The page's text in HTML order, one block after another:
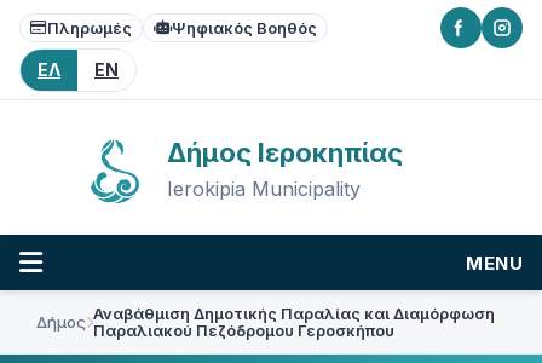
Skip
content
Skip
main
navigation
Skip
footer
Πληρωμές Ψηφιακός Βοηθός
ΕΛ EN
Δήμος Ιεροκηπίας
Ierokipia Municipality
MENU
Δήμος Αναβάθμιση Δημοτικής Παραλίας και Διαμόρφωση
Παραλιακού Πεζόδρομου Γεροσκήπου